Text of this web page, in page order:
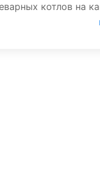
котлов на